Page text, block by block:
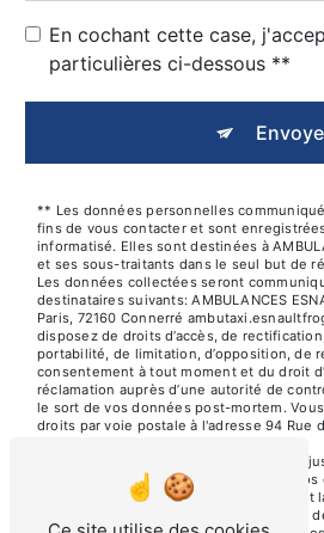
En cochant cette case,
particulières ci-dessous **
** Les données personnelles
fins de vous contacter et sont
informatisé. Elles sont destinées à
et ses sous-traitants dans le seul but de
Les données collectées seront
destinataires suivants: AMBULANCES
Paris, 72160 Connerré
disposez de droits d’accès, de
portabilité, de limitation, d’opposition, de
consentement à tout moment et du droit
réclamation auprès d’une autorité de
le sort de vos données post-mortem.
droits par voie postale à l'adresse 94 Rue
ambutaxi.esnaultfroger@wanadoo.fr. Un
vous être demandé. Nous conservons
période de prise de contact puis pendant
légale aux fins probatoires et de gestion